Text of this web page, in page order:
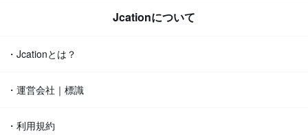
Jcationについて
・Jcationとは？
・運営会社｜標識
・利用規約